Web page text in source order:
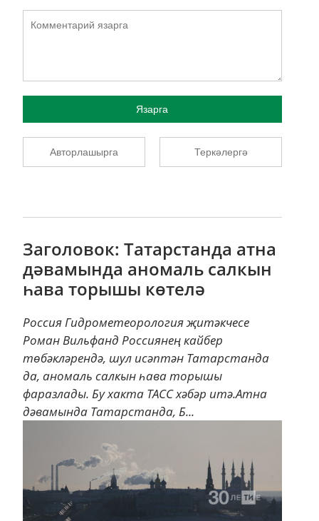
Язарга
Авторлашырга Теркәлергә
Заголовок: Татарстанда атна
дәвамында аномаль салкын
һава торышы көтелә
Россия Гидрометеорология җитәкчесе
Роман Вильфанд Россиянең кайбер
төбәкләрендә, шул исәптән Татарстанда
да, аномаль салкын һава торышы
фаразлады. Бу хакта ТАСС хәбәр итә.Атна
дәвамында Татарстанда, Б...